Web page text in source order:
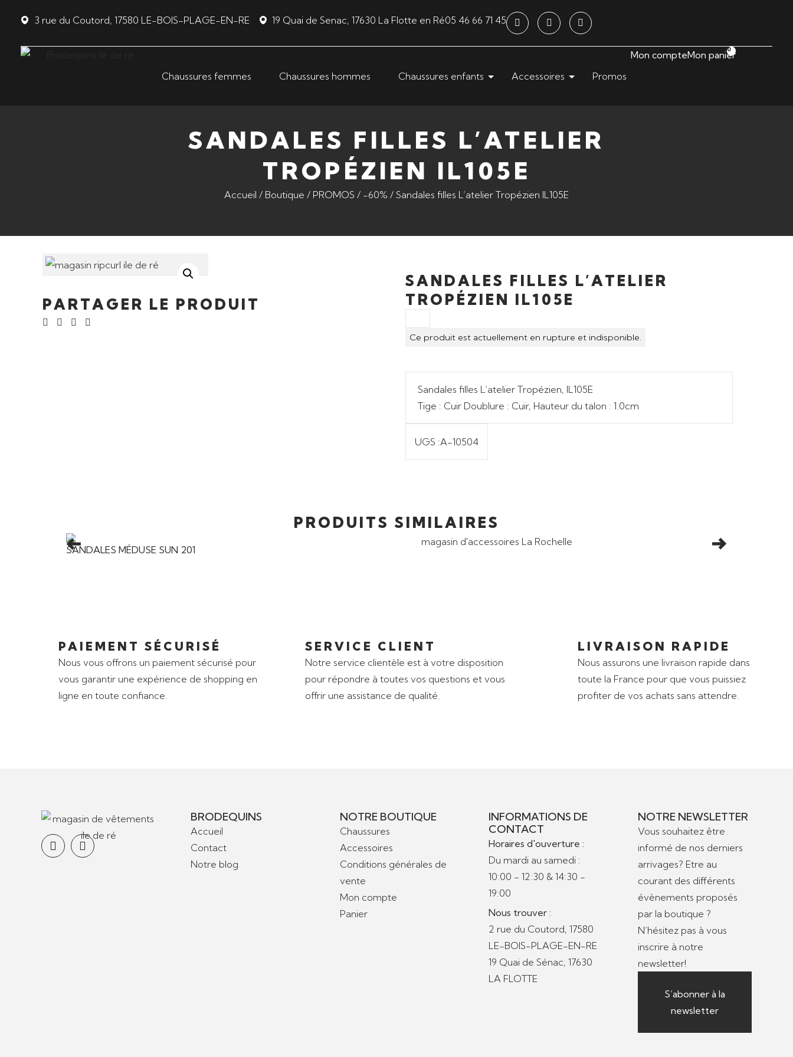
3 rue du Coutord, 17580 LE-BOIS-PLAGE-EN-RE 19 Quai de Senac, 17630 La Flotte en Ré05 46 66 71 45
Chaussures femmes Chaussures hommes Chaussures enfants Accessoires Promos
Mon compteMon panier
0
SANDALES FILLES L’ATELIER
TROPÉZIEN IL105E
Accueil / Boutique / PROMOS / -60% / Sandales filles L’atelier Tropézien IL105E
PARTAGER LE PRODUIT
SANDALES FILLES L’ATELIER
TROPÉZIEN IL105E
Ce produit est actuellement en rupture et indisponible.
Sandales filles L’atelier Tropézien, IL105E
Tige : Cuir Doublure : Cuir, Hauteur du talon : 1.0cm
UGS :A-10504
PRODUITS SIMILAIRES
SANDALES MÉDUSE SUN 201
PAIEMENT SÉCURISÉ
Nous vous offrons un paiement sécurisé pour
vous garantir une expérience de shopping en
ligne en toute confiance.
SERVICE CLIENT
Notre service clientèle est à votre disposition
pour répondre à toutes vos questions et vous
offrir une assistance de qualité.
LIVRAISON RAPIDE
Nous assurons une livraison rapide dans
toute la France pour que vous puissiez
profiter de vos achats sans attendre.
BRODEQUINS
Accueil
Contact
Notre blog
NOTRE BOUTIQUE
Chaussures
Accessoires
Conditions générales de
vente
Mon compte
Panier
INFORMATIONS DE
CONTACT
Horaires d'ouverture :
Du mardi au samedi :
10:00 - 12:30 & 14:30 -
19:00
Nous trouver :
2 rue du Coutord, 17580
LE-BOIS-PLAGE-EN-RE
19 Quai de Sénac, 17630
LA FLOTTE
NOTRE NEWSLETTER
Vous souhaitez être
informé de nos derniers
arrivages? Etre au
courant des différents
évènements proposés
par la boutique ?
N’hésitez pas à vous
inscrire à notre
newsletter!
S’abonner à la
newsletter